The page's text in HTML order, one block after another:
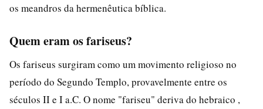
os meandros da hermenêutica bíblica.
Quem eram os fariseus?
Os fariseus surgiram como um movimento religioso no
período do Segundo Templo, provavelmente entre os
séculos II e I a.C. O nome "fariseu" deriva do hebraico ,